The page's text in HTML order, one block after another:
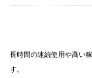
長時間の連続使用や高い
す。